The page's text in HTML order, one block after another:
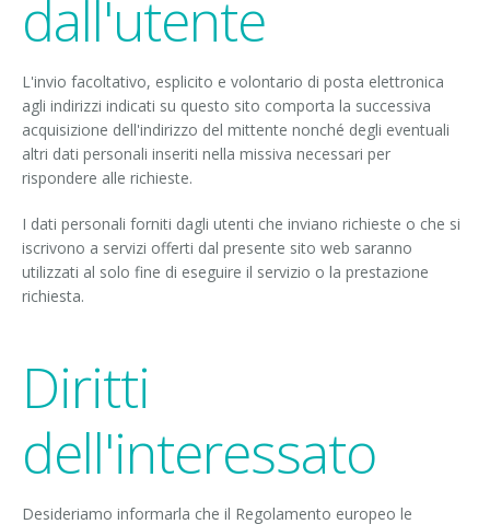
dall'utente
L'invio facoltativo, esplicito e volontario di posta elettronica
agli indirizzi indicati su questo sito comporta la successiva
acquisizione dell'indirizzo del mittente nonché degli eventuali
altri dati personali inseriti nella missiva necessari per
rispondere alle richieste.
I dati personali forniti dagli utenti che inviano richieste o che si
iscrivono a servizi offerti dal presente sito web saranno
utilizzati al solo fine di eseguire il servizio o la prestazione
richiesta.
Diritti
dell'interessato
Desideriamo informarla che il Regolamento europeo le